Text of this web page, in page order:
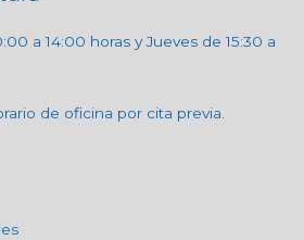
a 14:00 horas y Jueves de 15:30 a
de oficina por cita previa.